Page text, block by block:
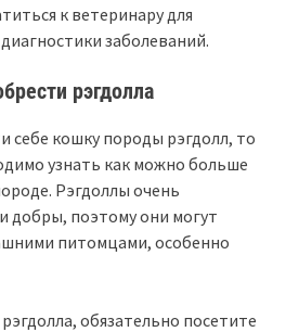
к ветеринару для
заболеваний.
рэгдолла
себе кошку породы рэгдолл, то
узнать как можно больше
Рэгдоллы очень
добры, поэтому они могут
питомцами, особенно
обязательно посетите